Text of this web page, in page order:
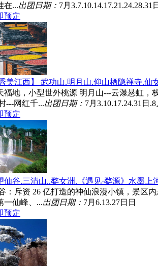
在...出团日期： 7月3.7.10.14.17.21.24.28.31
预定
美江西】 武功山.明月山.仰山栖隐禅寺.仙
福地，小型世外桃源 明月山---云瀑悬虹
---网红千...出团日期： 7月3.10.17.24.31日.8
预定
仙谷.三清山..婺女洲.《遇见·婺源》水墨上
：斥资 26 亿打造的神仙浪漫小镇，景区
一仙峰、...出团日期： 7月6.13.27日日
预定